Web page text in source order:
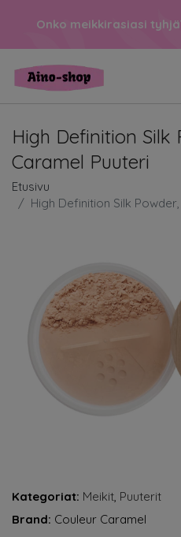
Onko meikkirasiasi
High Definition Silk
Caramel Puuteri
Etusivu
High Definition Silk
Kategoriat: Meikit Puuterit
Brand: Couleur Caramel